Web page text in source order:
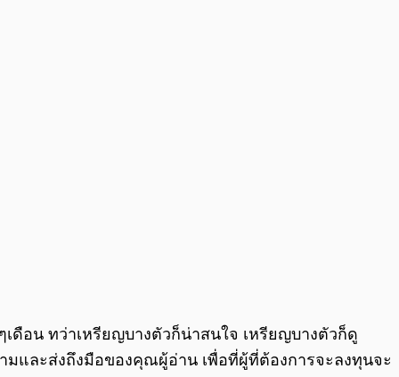
0:00
ดือน ทว่าเหรียญบางตัวก็น่าสนใจ เหรียญบางตัวก็ดู
และส่งถึงมือของคุณผู้อ่าน เพื่อที่ผู้ที่ต้องการจะลงทุนจะ